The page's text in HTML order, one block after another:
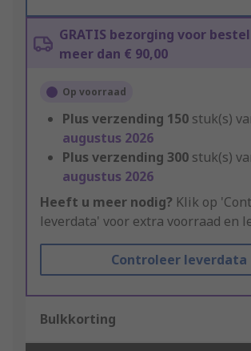
GRATIS bezorging voor
meer dan € 90,00
Op voorraad
Plus verzending 150 stuk(s)
augustus 2026
Plus verzending 300 stuk(s)
augustus 2026
Heeft u meer nodig? Klik op
leverdata' voor extra voorraad en
Controleer leverdata
Bulkkorting